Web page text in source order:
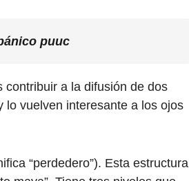
puuc
contribuir a la difusión de dos
lo vuelven interesante a los ojos
“perdedero”). Esta estructura